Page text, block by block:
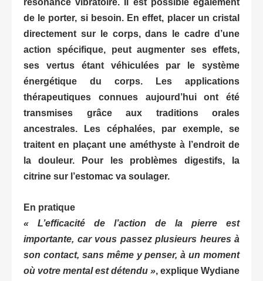
résonance vibratoire. Il est possible également
de le porter, si besoin. En effet, placer un cristal
directement sur le corps, dans le cadre d’une
action spécifique, peut augmenter ses effets,
ses vertus étant véhiculées par le système
énergétique du corps. Les applications
thérapeutiques connues aujourd’hui ont été
transmises grâce aux traditions orales
ancestrales. Les céphalées, par exemple, se
traitent en plaçant une améthyste à l’endroit de
la douleur. Pour les problèmes digestifs, la
citrine sur l’estomac va soulager.
En pratique
« L’efficacité de l’action de la pierre est
importante, car vous passez plusieurs heures à
son contact, sans même y penser, à un moment
où votre mental est détendu », explique Wydiane